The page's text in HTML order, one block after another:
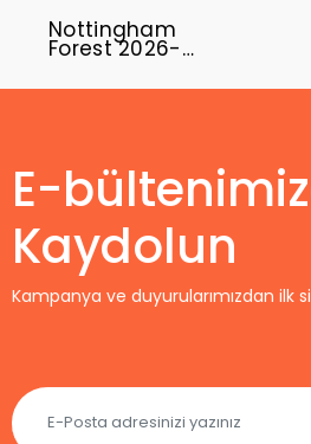
Nottingham
Forest 2026-
Home
E-
Kaydolun
Kampanya ve duyurularımızdan ilk